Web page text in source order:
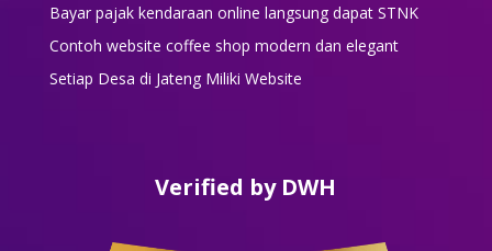
Bayar pajak kendaraan online langsung dapat STNK
Contoh website coffee shop modern dan elegant
Setiap Desa di Jateng Miliki Website
Verified by DWH